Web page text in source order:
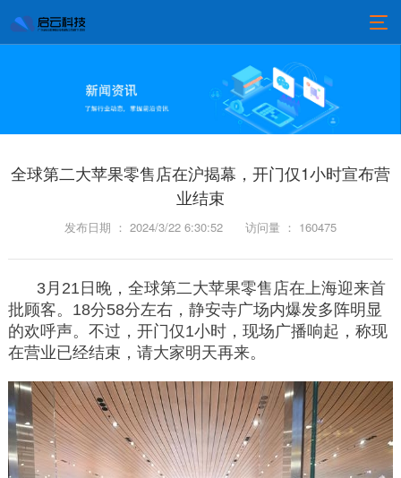
全球第二大苹果零售店在沪揭幕，开门仅1小时宣布营
业结束
发布日期 ： 2024/3/22 6:30:52 访问量 ： 160475
3月21日晚，全球第二大苹果零售店在上海迎来首
批顾客。18分58分左右，静安寺广场内爆发多阵明显
的欢呼声。不过，开门仅1小时，现场广播响起，称现
在营业已经结束，请大家明天再来。